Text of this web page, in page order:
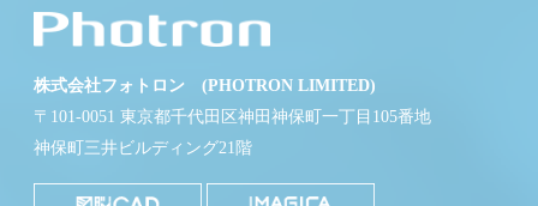
株式会社フォトロン (PHOTRON LIMITED)
〒101-0051 東京都千代田区神田神保町一丁目105番地
神保町三井ビルディング21階